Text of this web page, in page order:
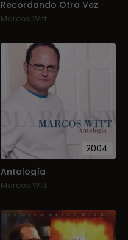
Recordando Otra Vez
Marcos Witt
2004
Antología
Marcos Witt